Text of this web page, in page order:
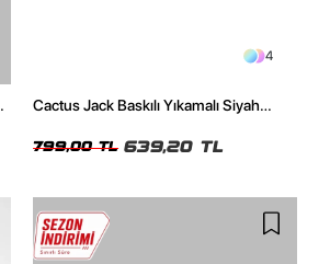
4
Cactus Jack Baskılı Yıkamalı Siyah
799,00 TL 639,20 TL